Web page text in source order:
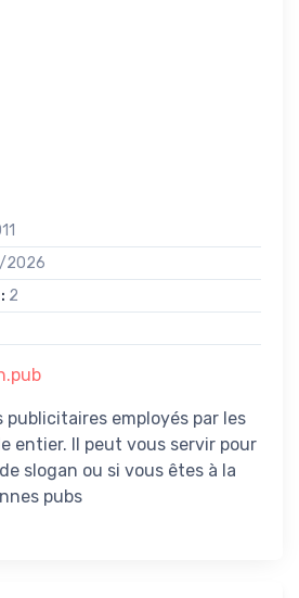
2
publicitaires employés par les
entier. Il peut vous servir pour
slogan ou si vous êtes à la
pubs